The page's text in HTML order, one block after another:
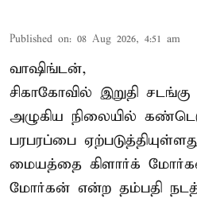
Published on: 08 Aug 2026, 4:51 am
வாஷிங்டன்,
சிகாகோவில் இறுதி
அழுகிய நிலையில்
பரபரப்பை
மையத்தை கிளார்க்
மோர்கன் என்ற தம்பதி